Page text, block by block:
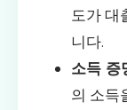
도가 대
니다.
소득 증
의 소득